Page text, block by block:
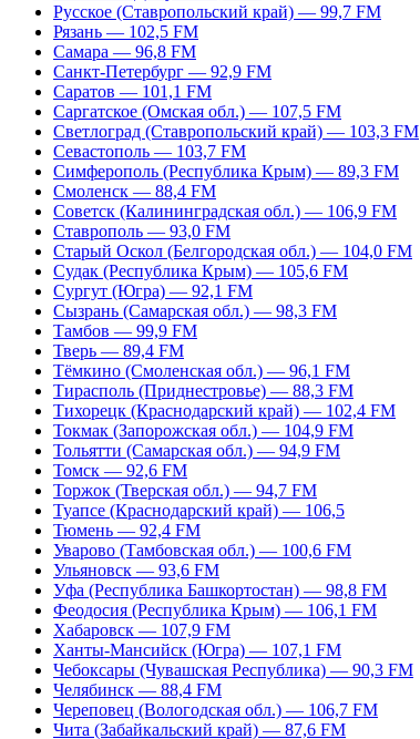
Русское (Ставропольский край) — 99,7 FM
Рязань — 102,5 FM
Самара — 96,8 FM
Санкт-Петербург — 92,9 FM
Саратов — 101,1 FM
Саргатское (Омская обл.) — 107,5 FM
Светлоград (Ставропольский край) — 103,3 FM
Севастополь — 103,7 FM
Симферополь (Республика Крым) — 89,3 FM
Смоленск — 88,4 FM
Советск (Калининградская обл.) — 106,9 FM
Ставрополь — 93,0 FM
Старый Оскол (Белгородская обл.) — 104,0 FM
Судак (Республика Крым) — 105,6 FM
Сургут (Югра) — 92,1 FM
Сызрань (Самарская обл.) — 98,3 FM
Тамбов — 99,9 FM
Тверь — 89,4 FM
Тёмкино (Смоленская обл.) — 96,1 FM
Тирасполь (Приднестровье) — 88,3 FM
Тихорецк (Краснодарский край) — 102,4 FM
Токмак (Запорожская обл.) — 104,9 FM
Тольятти (Самарская обл.) — 94,9 FM
Томск — 92,6 FM
Торжок (Тверская обл.) — 94,7 FM
Туапсе (Краснодарский край) — 106,5
Тюмень — 92,4 FM
Уварово (Тамбовская обл.) — 100,6 FM
Ульяновск — 93,6 FM
Уфа (Республика Башкортостан) — 98,8 FM
Феодосия (Республика Крым) — 106,1 FM
Хабаровск — 107,9 FM
Ханты-Мансийск (Югра) — 107,1 FM
Чебоксары (Чувашская Республика) — 90,3 FM
Челябинск — 88,4 FM
Череповец (Вологодская обл.) — 106,7 FM
Чита (Забайкальский край) — 87,6 FM